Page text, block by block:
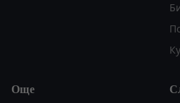
Още